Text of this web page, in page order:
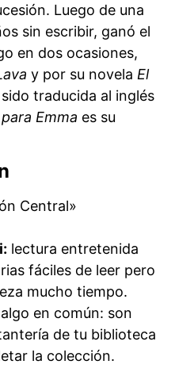
Luego de una
sin escribir, ganó el
en dos ocasiones,
y por su novela El
traducida al inglés
Emma es su
Central»
lectura entretenida
fáciles de leer pero
mucho tiempo.
en común: son
de tu biblioteca
la colección.